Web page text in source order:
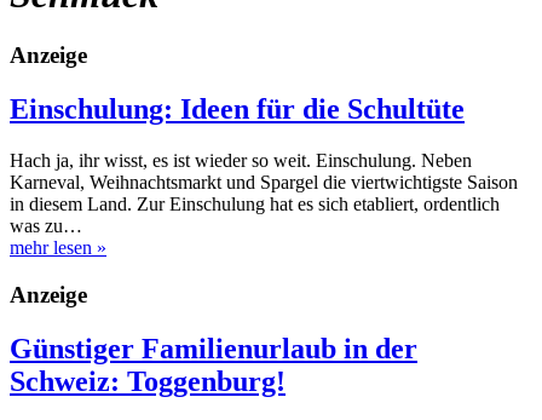
Anzeige
Einschulung: Ideen für die Schultüte
Hach ja, ihr wisst, es ist wieder so weit. Einschulung. Neben
Karneval, Weihnachtsmarkt und Spargel die viertwichtigste Saison
in diesem Land. Zur Einschulung hat es sich etabliert, ordentlich
was zu…
mehr lesen »
Anzeige
Günstiger Familienurlaub in der
Schweiz: Toggenburg!